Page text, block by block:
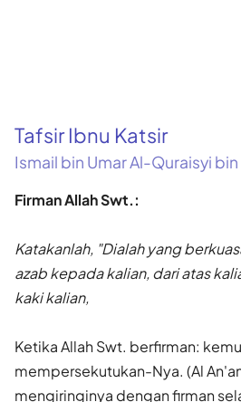
Tafsir Ibnu Katsir
Ismail bin Umar Al-Quraisyi
Firman Allah Swt.:
Katakanlah, "Dialah yang
azab kepada kalian, dari atas
kaki kalian,
Ketika Allah Swt. berfirman:
mempersekutukan-Nya. (Al
mengiringinya dengan firman